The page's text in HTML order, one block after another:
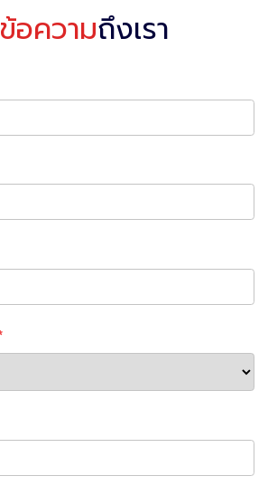
กยุค แต่ก็อยากเพิ่มความหรูหรา
ซื้อคอนโดมาแพงก็ต้องลอง
บรองว่าตอบโจทย์แน่นอน ซึ่งการ
Loft เข้มมีสไตล์
อความถึงเรา